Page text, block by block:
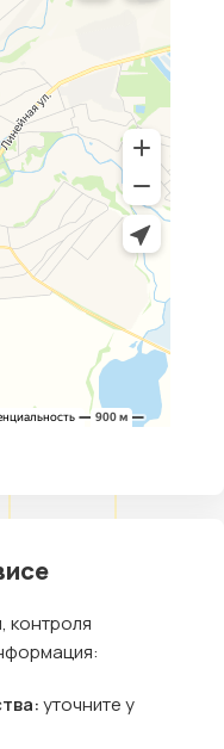
контроля
уточните у